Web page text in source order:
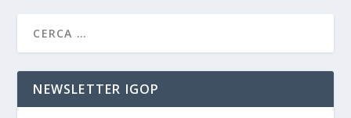
NEWSLETTER IGOP